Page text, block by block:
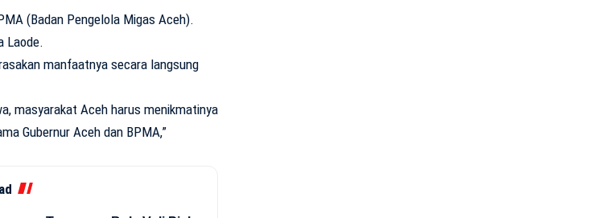
(Badan Pengelola Migas Aceh).
Laode.
manfaatnya secara langsung
masyarakat Aceh harus menikmatinya
Gubernur Aceh dan BPMA,”